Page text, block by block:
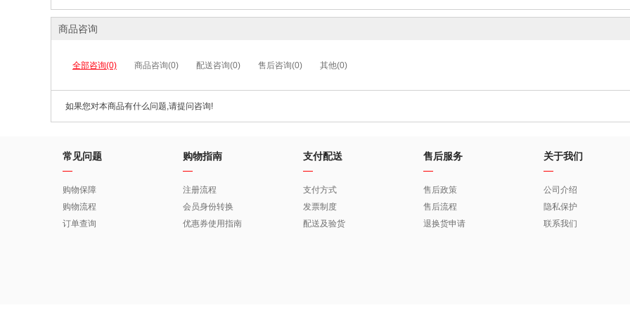
商品咨询
全部咨询(0) 商品咨询(0) 配送咨询(0) 售后咨询(0) 其他(0)
如果您对本商品有什么问题,请提问咨询!
常见问题
购物保障
购物流程
订单查询
购物指南
注册流程
会员身份转换
优惠券使用指南
支付配送
支付方式
发票制度
配送及验货
售后服务
售后政策
售后流程
退换货申请
关于我们
公司介绍
隐私保护
联系我们